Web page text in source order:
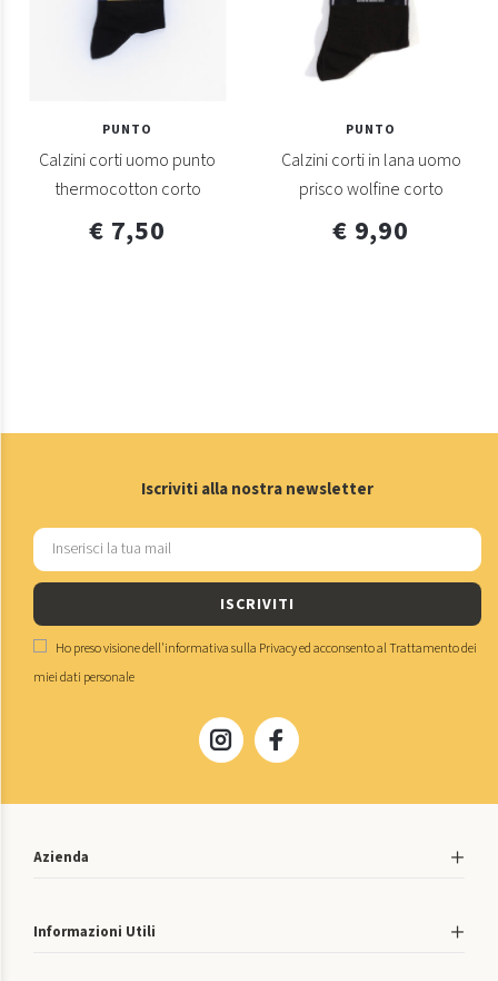
PUNTO
Calzini corti uomo punto
thermocotton corto
€ 7,50
PUNTO
Calzini corti in lana uomo
prisco wolfine corto
€ 9,90
Iscriviti alla nostra newsletter
ISCRIVITI
Ho preso visione dell'informativa sulla Privacyed acconsento alTrattamento dei
miei dati personale
Azienda
Informazioni Utili